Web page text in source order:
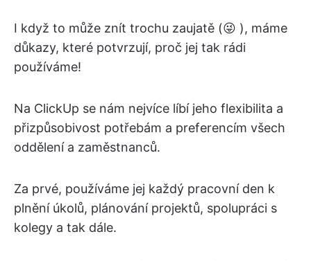
I když to může znít trochu zaujatě (😜 ), máme
důkazy, které potvrzují, proč jej tak rádi
používáme!
Na ClickUp se nám nejvíce líbí jeho flexibilita a
přizpůsobivost potřebám a preferencím všech
oddělení a zaměstnanců.
Za prvé, používáme jej každý pracovní den k
plnění úkolů, plánování projektů, spolupráci s
kolegy a tak dále.